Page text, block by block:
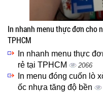
In nhanh menu thực đơn cho
TPHCM
In nhanh menu thực
rẻ tại TPHCM
2066
In menu đóng cuốn lò
ốc nhựa tăng độ bền